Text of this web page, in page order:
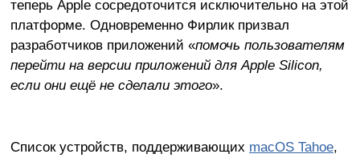
теперь Apple сосредоточится исключительно на этой
платформе. Одновременно Фирлик призвал
разработчиков приложений «помочь пользователям
перейти на версии приложений для Apple Silicon,
если они ещё не сделали этого».
Список устройств, поддерживающих macOS Tahoe,